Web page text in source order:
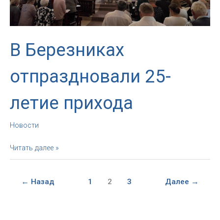
В Березниках
отпраздновали 25-
летие прихода
Новости
В
Березниках
Читать далее »
← Назад 1 2 3 Далее →